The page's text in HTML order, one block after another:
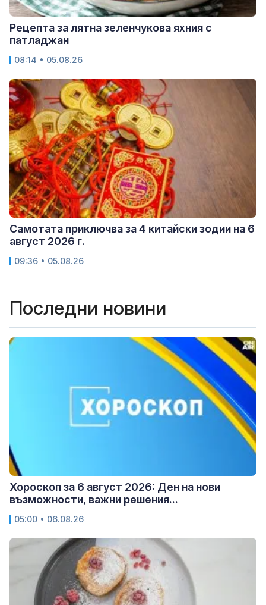
Рецепта за лятна зеленчукова яхния с
патладжан
08:14 • 05.08.26
Самотата приключва за 4 китайски зодии на 6
август 2026 г.
09:36 • 05.08.26
Последни новини
Хороскоп за 6 август 2026: Ден на нови
възможности, важни решения...
05:00 • 06.08.26